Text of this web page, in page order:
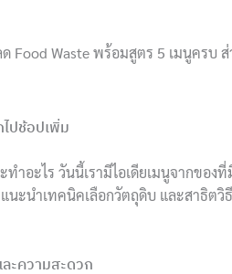
Food Waste พร้อมสูตร 5 เมนูครบ
ปช้อปเพิ่ม
ำอะไร วันนี้เรามีไอเดียเมนูจากของ
นะนำเทคนิคเลือกวัตถุดิบ และสาธิตวิ
ะความสะดวก